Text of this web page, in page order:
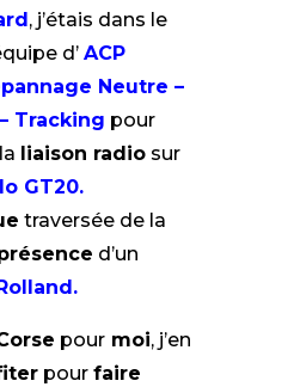
, j’étais dans le
d’ ACP
Neutre –
Tracking pour
liaison radiosur
GT20.
traversée de la
d’un
pourmoi, j’en
pour faire